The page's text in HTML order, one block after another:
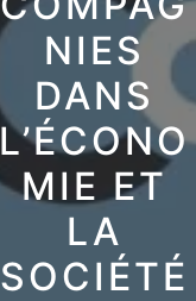
NIES
DANS
L’ÉCONO
MIE ET
LA
SOCIÉTÉ